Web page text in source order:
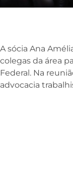
A sócia Ana
colegas da área
Federal. Na
advocacia